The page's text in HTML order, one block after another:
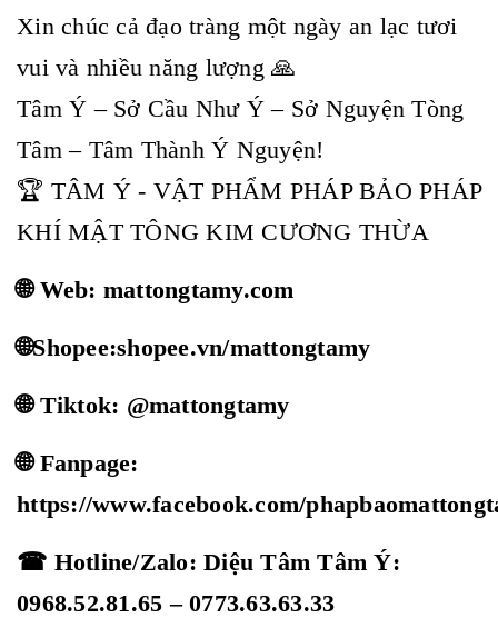
Xin chúc cả đạo tràng một ngày an lạc tươi
vui và nhiều năng lượng 🙏
Tâm Ý – Sở Cầu Như Ý – Sở Nguyện Tòng
Tâm – Tâm Thành Ý Nguyện!
🏆 TÂM Ý - VẬT PHẨM PHÁP BẢO PHÁP
KHÍ MẬT TÔNG KIM CƯƠNG THỪA
🌐 Web: mattongtamy.com
🌐Shopee:shopee.vn/mattongtamy
🌐 Tiktok: @mattongtamy
🌐 Fanpage:
https://www.facebook.com/
☎ Hotline/Zalo: Diệu Tâm Tâm Ý:
0968.52.81.65 – 0773.63.63.33